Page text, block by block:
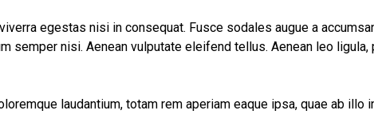
egestas nisi in consequat. Fusce sodales augue a
semper nisi. Aenean vulputate eleifend tellus. Aenean leo ligula,
laudantium, totam rem aperiam eaque ipsa, quae ab illo